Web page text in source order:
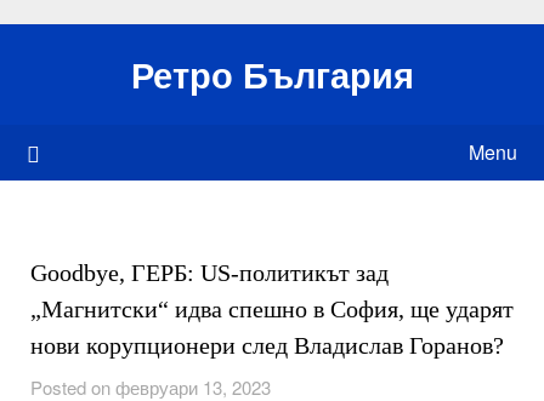
Ретро България
Menu
Goodbye, ГЕРБ: US-политикът зад
„Магнитски“ идва спешно в София, ще ударят
нови корупционери след Владислав Горанов?
Posted on февруари 13, 2023